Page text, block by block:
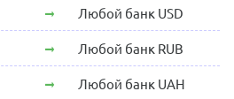
Любой банк USD
Любой банк RUB
Любой банк UAH